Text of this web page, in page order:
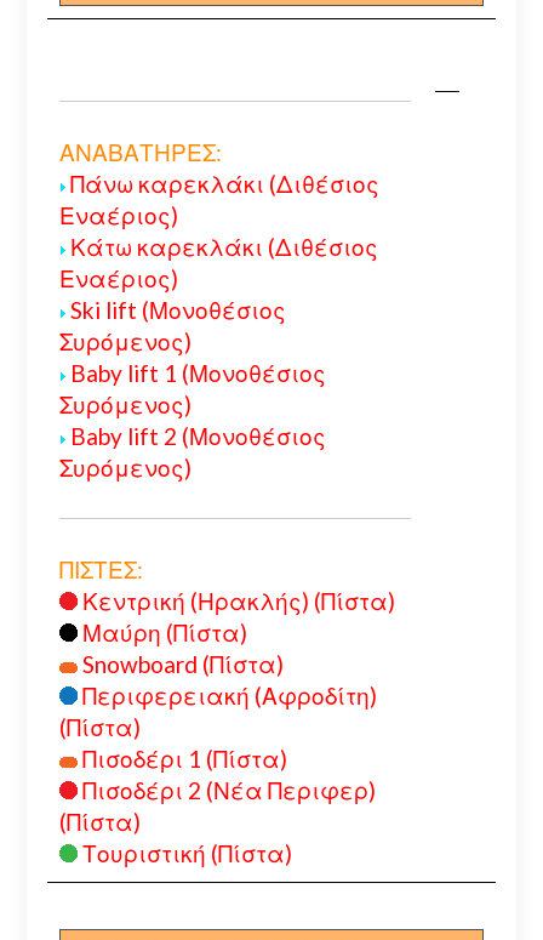
ΑΝΑΒΑΤΗΡΕΣ:
Πάνω καρεκλάκι (Διθέσιος
Εναέριος)
Κάτω καρεκλάκι (Διθέσιος
Εναέριος)
Ski lift (Μονοθέσιος
Συρόμενος)
Baby lift 1 (Μονοθέσιος
Συρόμενος)
Baby lift 2 (Μονοθέσιος
Συρόμενος)
ΠΙΣΤΕΣ:
Κεντρική (Ηρακλής) (Πίστα)
Μαύρη (Πίστα)
Snowboard (Πίστα)
Περιφερειακή (Αφροδίτη)
(Πίστα)
Πισοδέρι 1 (Πίστα)
Πισοδέρι 2 (Νέα Περιφερ)
(Πίστα)
Τουριστική (Πίστα)